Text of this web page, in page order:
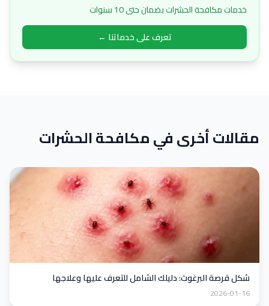
خدمات مكافحة الحشرات بضمان حتى 10 سنوات
تعرف على خدماتنا ←
مقالات أخرى في مكافحة الحشرات
شكل قرصة البرغوث: دليلك الشامل للتعرف عليها وعلاجها
2026-01-16